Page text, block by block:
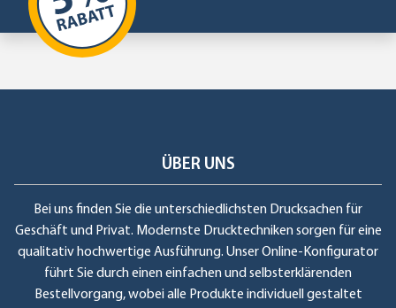
ÜBER UNS
Bei uns finden Sie die unterschiedlichsten Drucksachen für
Geschäft und Privat. Modernste Drucktechniken sorgen für eine
qualitativ hochwertige Ausführung. Unser Online-Konfigurator
führt Sie durch einen einfachen und selbsterklärenden
Bestellvorgang, wobei alle Produkte individuell gestaltet